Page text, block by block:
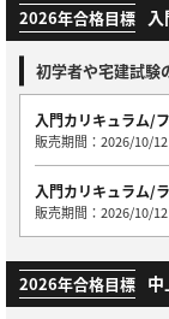
2026年合格目標
初学者や宅建試験
入門カリキュラム/
販売期間：2026/10/
入門カリキュラム/
販売期間：2026/10/
2026年合格目標